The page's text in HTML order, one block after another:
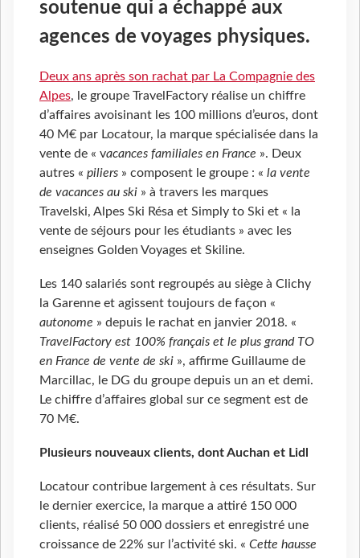
soutenue qui a échappé aux
agences de voyages physiques.
Deux ans après son rachat par La Compagnie des
Alpes, le groupe TravelFactory réalise un chiffre
d’affaires avoisinant les 100 millions d’euros, dont
40 M€ par Locatour, la marque spécialisée dans la
vente de « vacances familiales en France ». Deux
autres « piliers » composent le groupe : « la vente
de vacances au ski » à travers les marques
Travelski, Alpes Ski Résa et Simply to Ski et « la
vente de séjours pour les étudiants » avec les
enseignes Golden Voyages et Skiline.
Les 140 salariés sont regroupés au siège à Clichy
la Garenne et agissent toujours de façon «
autonome » depuis le rachat en janvier 2018. «
TravelFactory est 100% français et le plus grand TO
en France de vente de ski », affirme Guillaume de
Marcillac, le DG du groupe depuis un an et demi.
Le chiffre d’affaires global sur ce segment est de
70 M€.
Plusieurs nouveaux clients, dont Auchan et Lidl
Locatour contribue largement à ces résultats. Sur
le dernier exercice, la marque a attiré 150 000
clients, réalisé 50 000 dossiers et enregistré une
croissance de 22% sur l’activité ski. « Cette hausse